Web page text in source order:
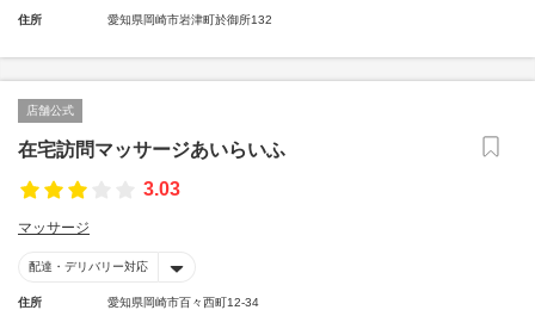
住所 愛知県岡崎市岩津町於御所132
店舗公式
在宅訪問マッサージあいらいふ
3.03
マッサージ
配達・デリバリー対応
住所
愛知県岡崎市百々西町12-34